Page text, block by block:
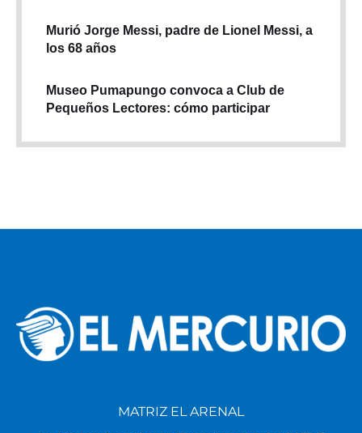
Murió Jorge Messi, padre de Lionel Messi, a
los 68 años
Museo Pumapungo convoca a Club de
Pequeños Lectores: cómo participar
MATRIZ EL ARENAL